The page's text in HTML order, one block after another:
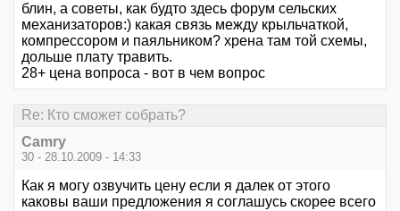
блин, а советы, как будто здесь форум сельских
механизаторов:) какая связь между крыльчаткой,
компрессором и паяльником? хрена там той схемы,
дольше плату травить.
28+ цена вопроса - вот в чем вопрос
Re: Кто сможет собрать?
Camry
30 - 28.10.2009 - 14:33
Как я могу озвучить цену если я далек от этого
каковы ваши предложения я соглашусь скорее всего